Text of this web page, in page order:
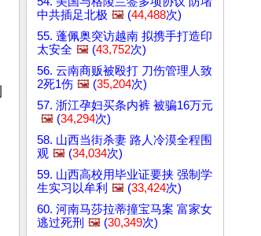
中共插足北极 🖼️ (44,488次)
55. 蓬佩奥突访越南 拟携手打造印
太安全 🖼️ (43,752次)
56. 云南商贩被殴打 刀伤管理人致
2死1伤 🖼️ (35,204次)
57. 浙江孕妇买条内裤 被骗16万元
🖼️ (34,294次)
58. 山西当街杀妻 路人冷漠全程围
观 🖼️ (34,034次)
59. 山西高校用毕业证要挟 强制学
生实习以牟利 🖼️ (33,424次)
60. 河南马莎拉蒂撞宝马案 富家女
逃过死刑 🖼️ (30,349次)